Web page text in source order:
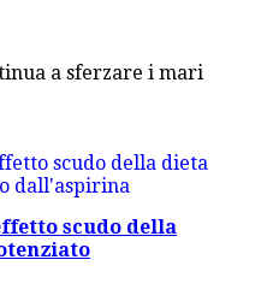
a sferzare i mari
scudo della